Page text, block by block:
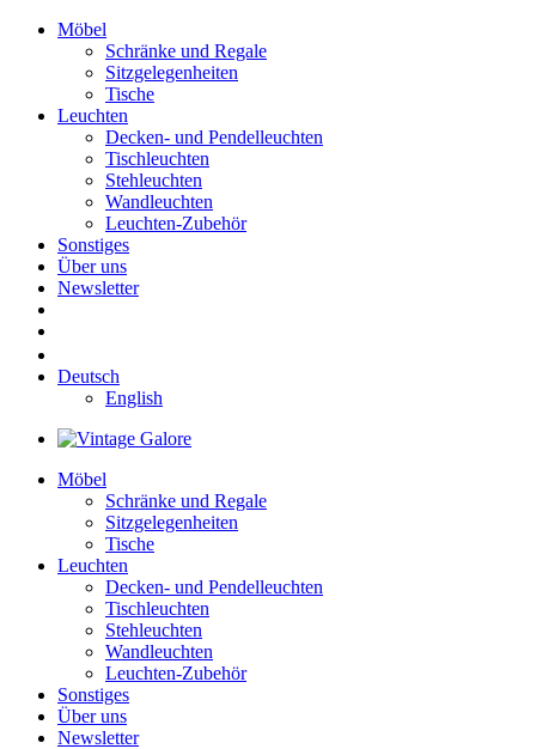
Möbel
Schränke und Regale
Sitzgelegenheiten
Tische
Leuchten
Decken- und Pendelleuchten
Tischleuchten
Stehleuchten
Wandleuchten
Leuchten-Zubehör
Sonstiges
Über uns
Newsletter
Deutsch
English
Möbel
Schränke und Regale
Sitzgelegenheiten
Tische
Leuchten
Decken- und Pendelleuchten
Tischleuchten
Stehleuchten
Wandleuchten
Leuchten-Zubehör
Sonstiges
Über uns
Newsletter